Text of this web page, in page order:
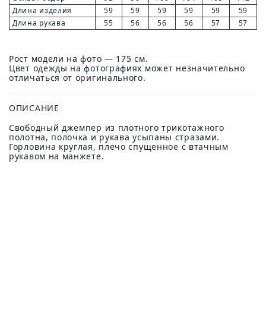
Длина изделия
59 59 59 59 59
59
Длина рукава
55 56 56 56 57 57
Рост модели на фото — 175 см.
Цвет одежды на фотографиях может незначительно
отличаться от оригинального.
ОПИСАНИЕ
Свободный джемпер из плотного трикотажного
полотна, полочка и рукава усыпаны стразами.
Горловина круглая, плечо спущенное с втачным
рукавом на манжете.